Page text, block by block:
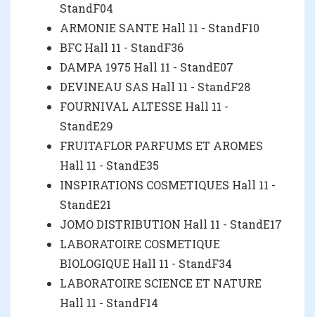
StandF04
ARMONIE SANTE Hall 11 - StandF10
BFC Hall 11 - StandF36
DAMPA 1975 Hall 11 - StandE07
DEVINEAU SAS Hall 11 - StandF28
FOURNIVAL ALTESSE Hall 11 -
StandE29
FRUITAFLOR PARFUMS ET AROMES
Hall 11 - StandE35
INSPIRATIONS COSMETIQUES Hall 11 -
StandE21
JOMO DISTRIBUTION Hall 11 - StandE17
LABORATOIRE COSMETIQUE
BIOLOGIQUE Hall 11 - StandF34
LABORATOIRE SCIENCE ET NATURE
Hall 11 - StandF14